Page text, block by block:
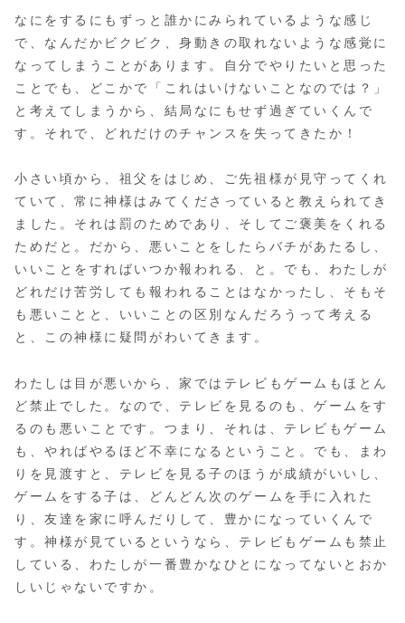
なにをするにもずっと誰かにみられているような感じ
で、なんだかビクビク、身動きの取れないような感覚に
なってしまうことがあります。自分でやりたいと思った
ことでも、どこかで「これはいけないことなのでは？」
と考えてしまうから、結局なにもせず過ぎていくんで
す。それで、どれだけのチャンスを失ってきたか！
小さい頃から、祖父をはじめ、ご先祖様が見守ってくれ
ていて、常に神様はみてくださっていると教えられてき
ました。それは罰のためであり、そしてご褒美をくれる
ためだと。だから、悪いことをしたらバチがあたるし、
いいことをすればいつか報われる、と。でも、わたしが
どれだけ苦労しても報われることはなかったし、そもそ
も悪いことと、いいことの区別なんだろうって考える
と、この神様に疑問がわいてきます。
わたしは目が悪いから、家ではテレビもゲームもほとん
ど禁止でした。なので、テレビを見るのも、ゲームをす
るのも悪いことです。つまり、それは、テレビもゲーム
も、やればやるほど不幸になるということ。でも、まわ
りを見渡すと、テレビを見る子のほうが成績がいいし、
ゲームをする子は、どんどん次のゲームを手に入れた
り、友達を家に呼んだりして、豊かになっていくんで
す。神様が見ているというなら、テレビもゲームも禁止
している、わたしが一番豊かなひとになってないとおか
しいじゃないですか。